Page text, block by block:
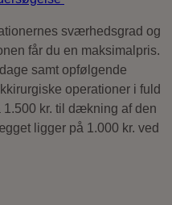
sværhedsgrad og
får du en maksimalpris.
samt opfølgende
operationer i fuld
kr. til dækning af den
ligger på 1.000 kr. ved